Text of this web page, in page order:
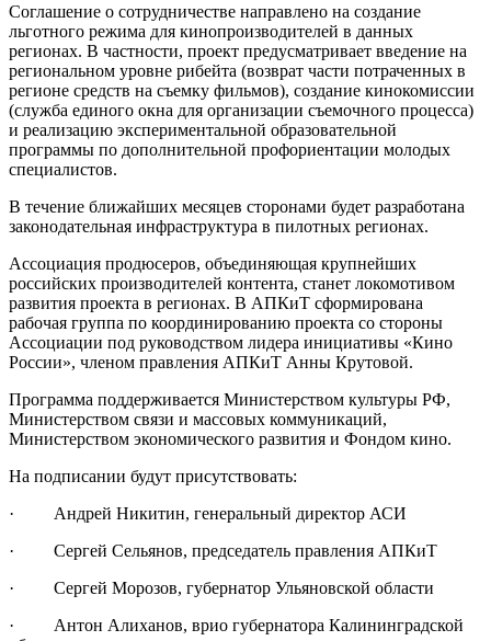
Соглашение о сотрудничестве направлено на создание
льготного режима для кинопроизводителей в данных
регионах. В частности, проект предусматривает введение на
региональном уровне рибейта (возврат части потраченных в
регионе средств на съемку фильмов), создание кинокомиссии
(служба единого окна для организации съемочного процесса)
и реализацию экспериментальной образовательной
программы по дополнительной профориентации молодых
специалистов.
В течение ближайших месяцев сторонами будет разработана
законодательная инфраструктура в пилотных регионах.
Ассоциация продюсеров, объединяющая крупнейших
российских производителей контента, станет локомотивом
развития проекта в регионах. В АПКиТ сформирована
рабочая группа по координированию проекта со стороны
Ассоциации под руководством лидера инициативы «Кино
России», членом правления АПКиТ Анны Крутовой.
Программа поддерживается Министерством культуры РФ,
Министерством связи и массовых коммуникаций,
Министерством экономического развития и Фондом кино.
На подписании будут присутствовать:
· Андрей Никитин, генеральный директор АСИ
· Сергей Сельянов, председатель правления АПКиТ
· Сергей Морозов, губернатор Ульяновской области
· Антон Алиханов, врио губернатора Калининградской